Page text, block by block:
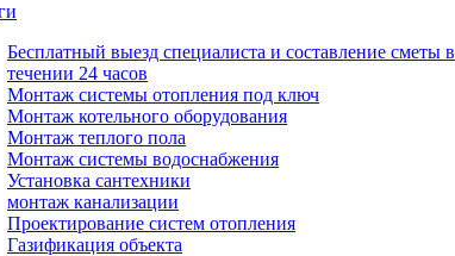
Бесплатный выезд специалиста и составление сметы в
течении 24 часов
Монтаж системы отопления под ключ
Монтаж котельного оборудования
Монтаж теплого пола
Монтаж системы водоснабжения
Установка сантехники
монтаж канализации
Проектирование систем отопления
Газификация объекта